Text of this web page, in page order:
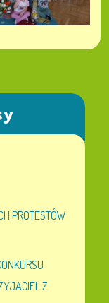
PROTESTÓW
Z